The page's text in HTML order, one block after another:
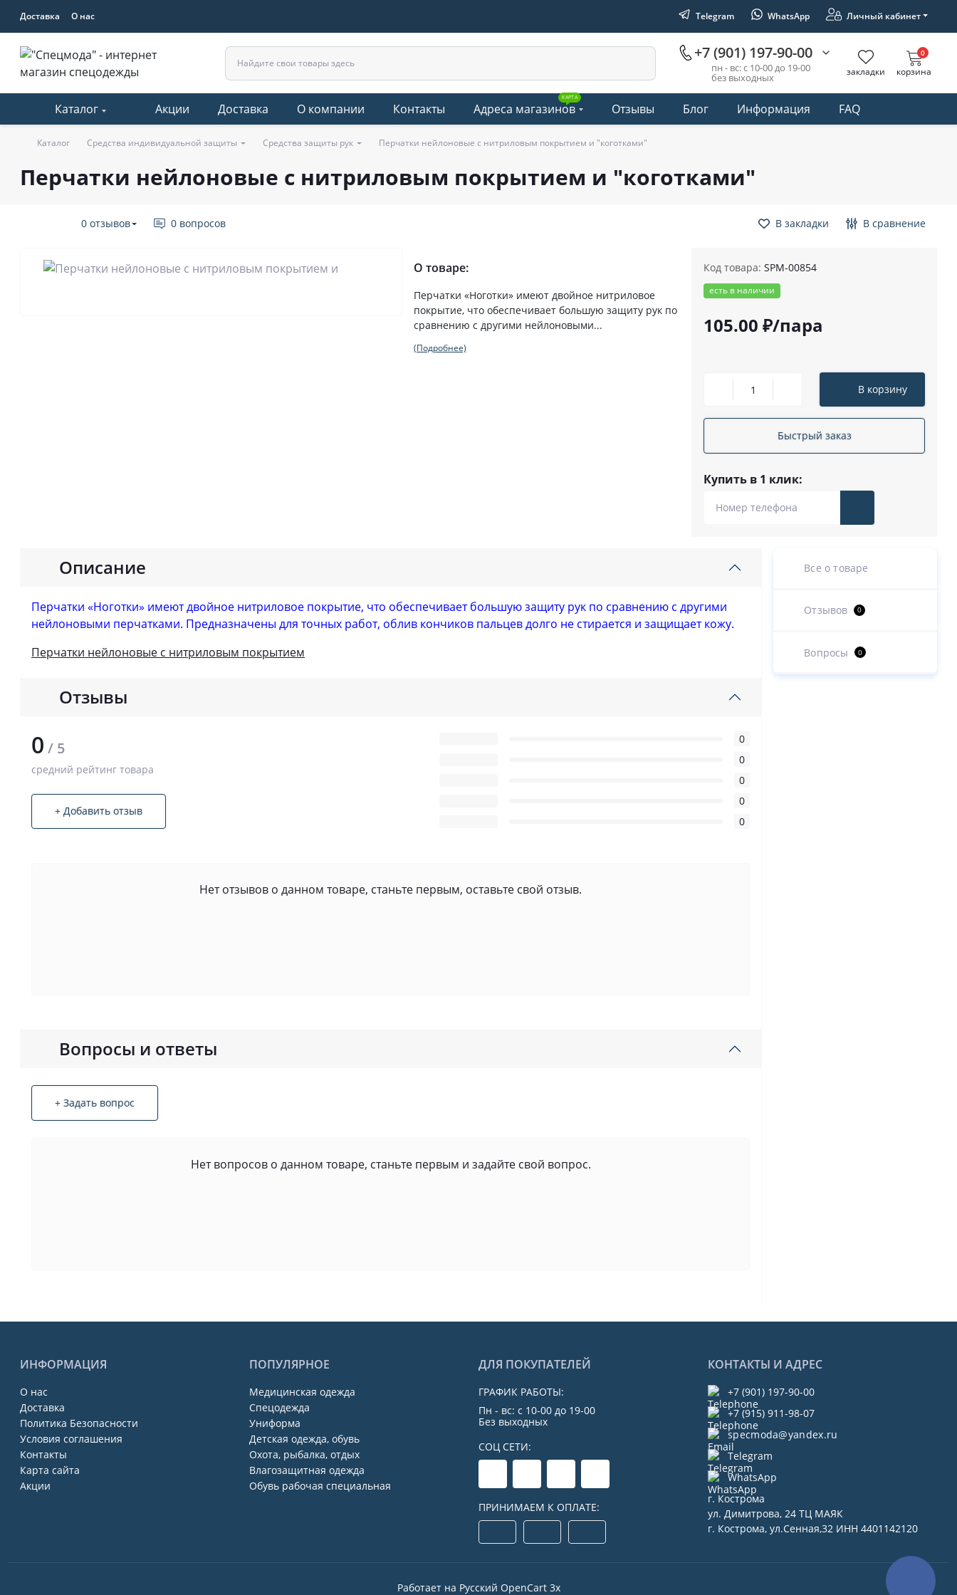
Доставка О нас Telegram WhatsApp Личный кабинет
+7 (901) 197-90-00
пн - вс: с 10-00 до 19-00
без выходных закладки корзина
0
Каталог Акции Доставка О компании Контакты
КАРТА
Адреса магазинов Отзывы Блог Информация FAQ
Каталог Средства индивидуальной защиты Средства защиты рук Перчатки нейлоновые с нитриловым покрытием и "коготками"
Перчатки нейлоновые с нитриловым покрытием и "коготками"
0 отзывов 0 вопросов В закладки В сравнение
О товаре:
Перчатки «Ноготки» имеют двойное нитриловое
покрытие, что обеспечивает большую защиту рук по
сравнению с другими нейлоновыми...
(Подробнее)
Код товара: SPM-00854
есть в наличии
105.00 ₽/пара
В корзину
Быстрый заказ
Купить в 1 клик:
Описание
Перчатки «Ноготки» имеют двойное нитриловое покрытие, что обеспечивает большую защиту рук по сравнению с другими
нейлоновыми перчатками. Предназначены для точных работ, облив кончиков пальцев долго не стирается и защищает кожу.
Перчатки нейлоновые с нитриловым покрытием
Отзывы
0 / 5
средний рейтинг товара
+ Добавить отзыв
0
0
0
0
0
Нет отзывов о данном товаре, станьте первым, оставьте свой отзыв.
Вопросы и ответы
+ Задать вопрос
Нет вопросов о данном товаре, станьте первым и задайте свой вопрос.
Все о товаре
Отзывов 0
Вопросы 0
ИНФОРМАЦИЯ
О нас
Доставка
Политика Безопасности
Условия соглашения
Контакты
Карта сайта
Акции
ПОПУЛЯРНОЕ
Медицинская одежда
Спецодежда
Униформа
Детская одежда, обувь
Охота, рыбалка, отдых
Влагозащитная одежда
Обувь рабочая специальная
ДЛЯ ПОКУПАТЕЛЕЙ
ГРАФИК РАБОТЫ:
Пн - вс: с 10-00 до 19-00
Без выходных
СОЦ СЕТИ:
ПРИНИМАЕМ К ОПЛАТЕ:
КОНТАКТЫ И АДРЕС
+7 (901) 197-90-00
+7 (915) 911-98-07
specmoda@yandex.ru
Telegram
WhatsApp
г. Кострома
ул. Димитрова, 24 ТЦ МАЯК
г. Кострома, ул.Сенная,32 ИНН 4401142120
Работает на Русский OpenCart 3х